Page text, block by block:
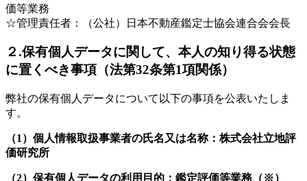
価等業務
☆管理責任者：（公社）日本不動産鑑定士協会連合会会長
２.保有個人データに関して、本人の知り得る状態
に置くべき事項（法第32条第1項関係）
弊社の保有個人データについて以下の事項を公表いたしま
す。
（1）個人情報取扱事業者の氏名又は名称：株式会社立地評
価研究所
（2）保有個人データの利用目的：鑑定評価等業務（※）